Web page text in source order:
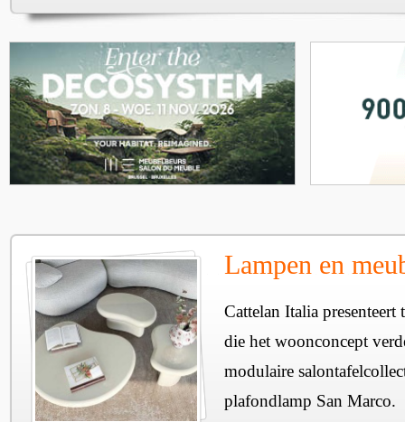
Lampen en
Cattelan Italia
die het woonconcept
modulaire
plafondlamp San Marco.